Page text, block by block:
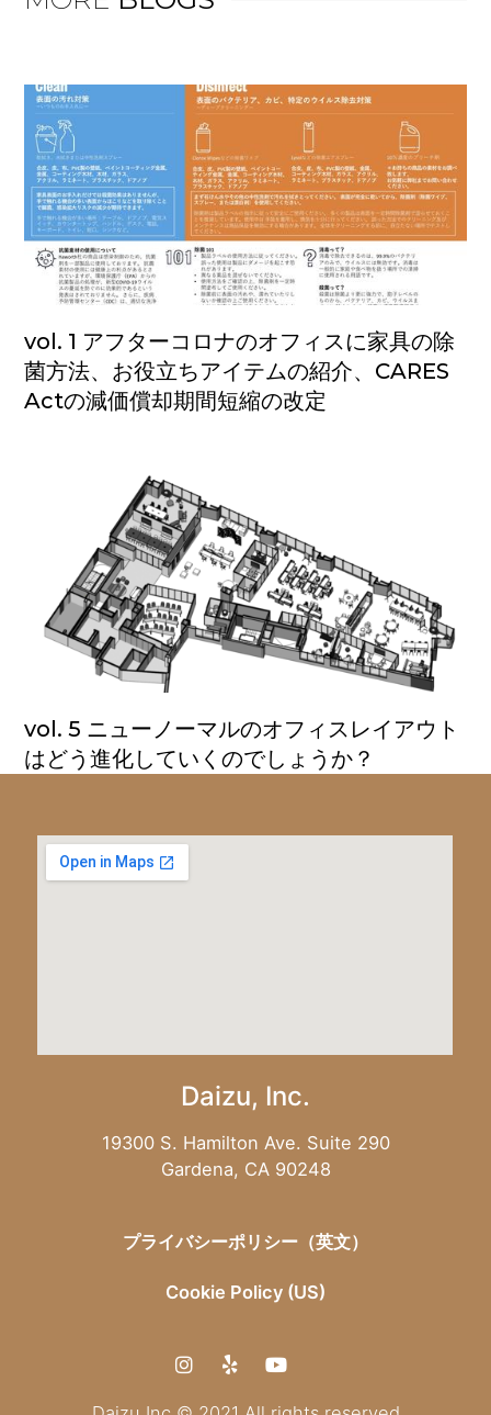
vol. 1 アフターコロナのオフィスに家具の除
菌方法、お役立ちアイテムの紹介、CARES
Actの減価償却期間短縮の改定
vol. 5 ニューノーマルのオフィスレイアウト
はどう進化していくのでしょうか？
Daizu, Inc.
19300 S. Hamilton Ave. Suite 290
Gardena, CA 90248
プライバシーポリシー（英文）
Cookie Policy (US)